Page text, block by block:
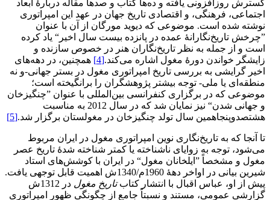
گسترش روزافزونی یافته و ده‌ها کتاب و صدها مقاله دربارۀ ابعاد
اجتماعی، فرهنگی، و اقتصادی تاریخ جهان در عهد این امپراتوری
نوشته شده است. موضوعی که دیوید مورگان از آن با عنوان
”چرخش تاریخ‌نگارانۀ عمده در پانزده بیست سال اخیر“ یاد کرده
است و از جمله به نظر تاریخ‌نگاران هنر در خصوص سازنده و
زایشگر خواندن دورۀ مغول اشاره می‌کند.[4]
همچنین، در دهه‌های
اخیر گرایشی به بررسی تاریخ امپراتوری مغول در بستر جهانی-و نه
منطقه‌ای یا ملی- توجه بیشتر پژوهشگران را برانگیخته است؛
موضوعی که در برگزاری کنفرانسی بین‌المللی با عنوان ”چنگیزخان
و جهانی شدن“ نیز نمایان شد که در سال 2012 به مناسبت
هشتصدوپنجاهمین سال تولد چنگیزخان در مغولستان برگزار شد.[5]
تا آنجا که به تاریخ‌نگاری نوین امپراتوری مغول در ایران مربوط
می‌شود، توجه به زوایای ناشناخته یا کمتر شناخته شدۀ تاریخ عصر
مغول و مشخصاً ”ایلخانان مغول“ در ایران با کوشش‌های استاد
شیرین بیانی در اواخر دهۀ 1960م/1340ش اهمیت قابل توجهی یافت.
پیش از او، عباس اقبال با انتشار کتابتاریخ مغول
در 1312ش
گزارشی عمومی، مستند و نسبتاً جامع از چگونگی ظهور امپراتوری